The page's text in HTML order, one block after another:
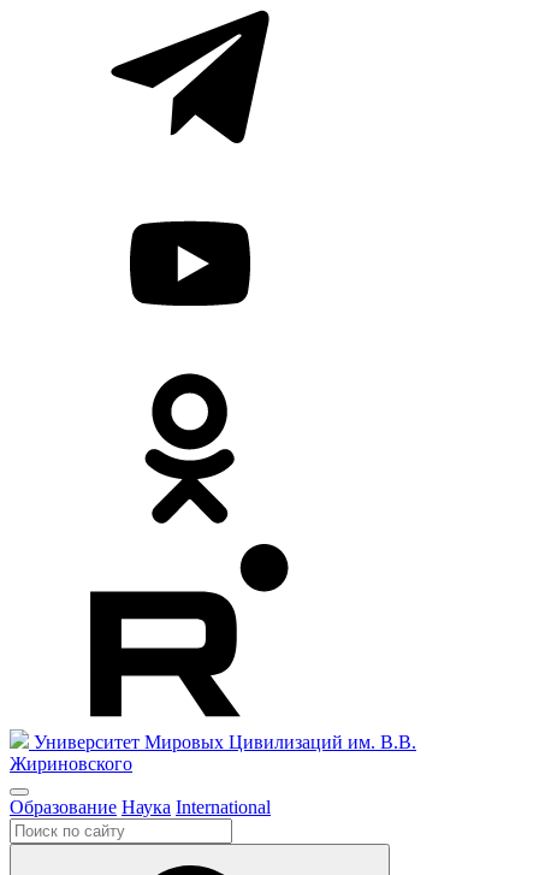
Университет Мировых Цивилизаций им. В.В.
Жириновского
Образование Наука International